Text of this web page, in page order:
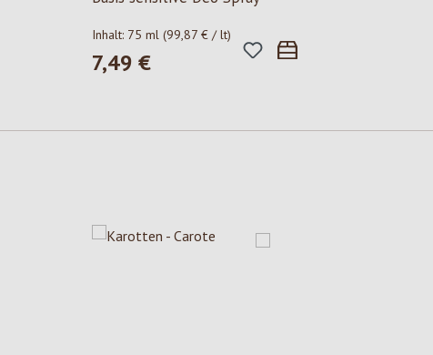
Inhalt: 75 ml (99,87 € / lt)
Regulärer Preis:
7,49 €